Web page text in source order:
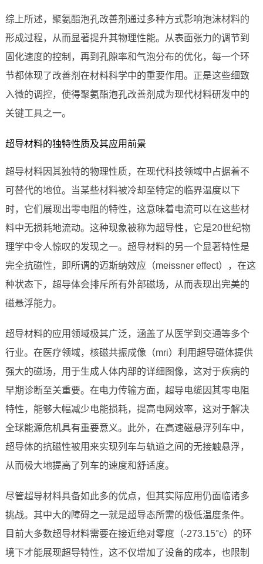
综上所述，聚氨酯泡孔改善剂通过多种方式影响泡沫材料的
形成过程，从而显著提升其物理性能。从表面张力的调节到
固化速度的控制，再到孔隙率和气泡分布的优化，每一个环
节都体现了改善剂在材料科学中的重要作用。正是这些细致
入微的调控，使得聚氨酯泡孔改善剂成为现代材料研发中的
关键工具之一。
超导材料的独特性质及其应用前景
超导材料因其独特的物理性质，在现代科技领域中占据着不
可替代的地位。当某些材料被冷却至特定的临界温度以下
时，它们展现出零电阻的特性，这意味着电流可以在这些材
料中无损耗地流动。这种现象被称为超导性，它是20世纪物
理学中令人惊叹的发现之一。超导材料的另一个显著特性是
完全抗磁性，即所谓的迈斯纳效应（meissner effect），在这
种状态下，超导体会排斥所有外部磁场，从而表现出完美的
磁悬浮能力。
超导材料的应用领域极其广泛，涵盖了从医学到交通等多个
行业。在医疗领域，核磁共振成像（mri）利用超导磁体提供
强大的磁场，用于生成人体内部的详细图像，这对于疾病的
早期诊断至关重要。在电力传输方面，超导电缆因其零电阻
特性，能够大幅减少电能损耗，提高电网效率，这对于解决
全球能源危机具有重要意义。此外，在高速磁悬浮列车中，
超导体的抗磁性被用来实现列车与轨道之间的无接触悬浮，
从而极大地提高了列车的速度和舒适度。
尽管超导材料具备如此多的优点，但其实际应用仍面临诸多
挑战。其中大的障碍之一就是超导态所需的极低温度条件。
目前大多数超导材料需要在接近绝对零度（-273.15°c）的环
境下才能展现超导特性，这不仅增加了设备的成本，也限制